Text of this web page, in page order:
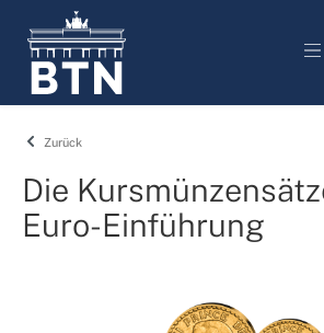
springen
Zurück
Die
Euro-Einführung